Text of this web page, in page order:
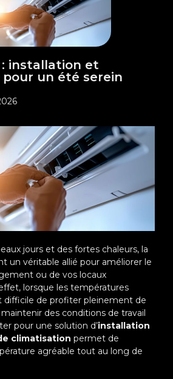
installation et
un été serein
jours et des fortes chaleurs, la
un véritable allié pour améliorer le
ou de vos locaux
lorsque les températures
difficile de profiter pleinement de
des conditions de travail
pour une solution d’installation
climatisation permet de
agréable tout au long de